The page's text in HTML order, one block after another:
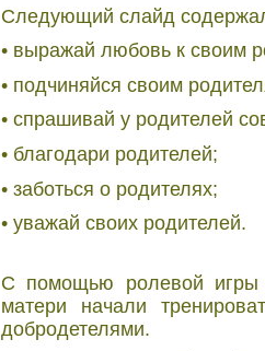
Следующий слайд
• выражай любовь к своим
• подчиняйся своим
• спрашивай у родителей
• благодари родителей;
• заботься о родителях;
• уважай своих родителей.
С помощью ролевой игры
матери начали
добродетелями.